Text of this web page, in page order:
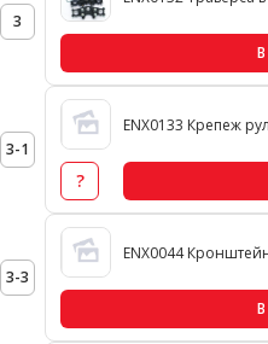
3
3-1
ENX0133 Крепеж
?
3-3
ENX0044